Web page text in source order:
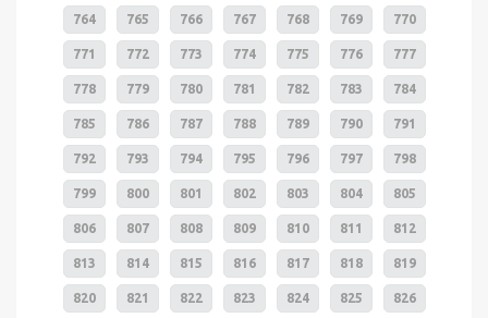
764 765 766 767 768 769 770
771 772 773 774 775 776 777
778 779 780 781 782 783 784
785 786 787 788 789 790 791
792 793 794 795 796 797 798
799 800 801 802 803 804 805
806 807 808 809 810 811 812
813 814 815 816 817 818 819
820 821 822 823 824 825 826